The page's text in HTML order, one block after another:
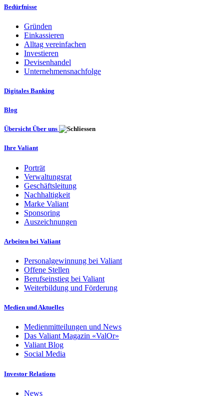
Bedürfnisse
Gründen
Einkassieren
Alltag vereinfachen
Investieren
Devisenhandel
Unternehmensnachfolge
Digitales Banking
Blog
Übersicht Über uns
Ihre Valiant
Porträt
Verwaltungsrat
Geschäftsleitung
Nachhaltigkeit
Marke Valiant
Sponsoring
Auszeichnungen
Arbeiten bei Valiant
Personalgewinnung bei Valiant
Offene Stellen
Berufseinstieg bei Valiant
Weiterbildung und Förderung
Medien und Aktuelles
Medienmitteilungen und News
Das Valiant Magazin «ValOr»
Valiant Blog
Social Media
Investor Relations
News